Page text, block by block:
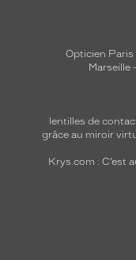
Opticien Paris
Marseille -
lentilles de
grâce au miroir
Krys.com : C’est